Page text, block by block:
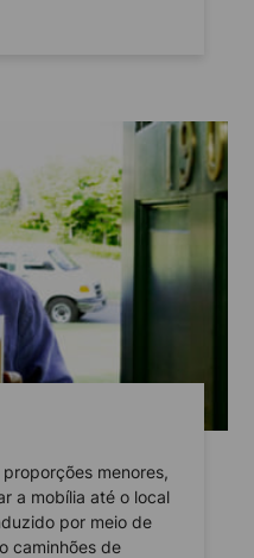
menores,
a mobília até o local
por meio de
caminhões de